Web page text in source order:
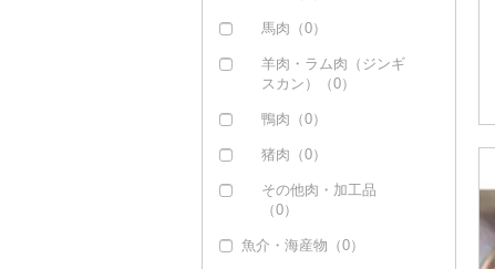
馬肉（0）
羊肉・ラム肉（ジンギ
スカン）（0）
鴨肉（0）
猪肉（0）
その他肉・加工品
（0）
魚介・海産物（0）